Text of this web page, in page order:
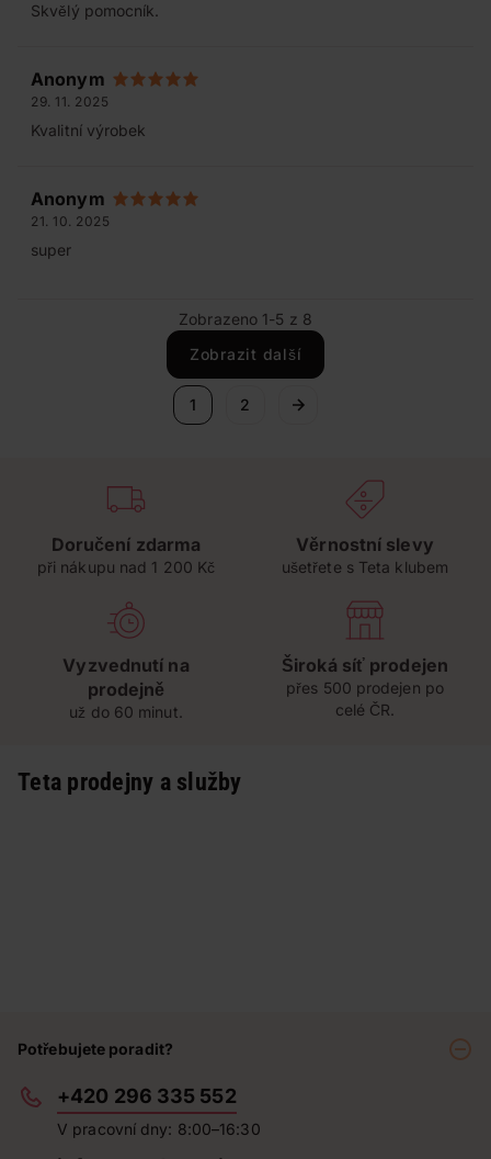
Skvělý pomocník.
Anonym
29. 11. 2025
Kvalitní výrobek
Anonym
21. 10. 2025
super
Zobrazeno 1-5 z 8
Zobrazit další
1 2
Doručení zdarma
při nákupu nad 1 200 Kč
Věrnostní slevy
ušetřete s Teta klubem
Vyzvednutí na
prodejně
už do 60 minut.
Široká síť prodejen
přes 500 prodejen po
celé ČR.
Teta prodejny a služby
Potřebujete poradit?
+420 296 335 552
V pracovní dny: 8:00–16:30